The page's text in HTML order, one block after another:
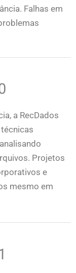
Falhas em
a RecDados
Projetos
e
mesmo em